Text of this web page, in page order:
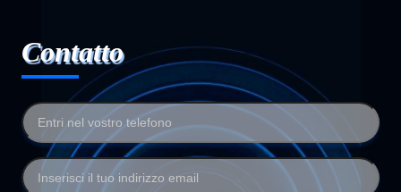
Contatto